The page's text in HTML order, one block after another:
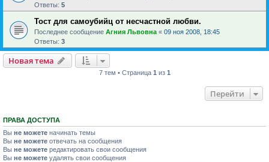
Ответы: 5
Тост для самоубийц от несчастной любви.
Последнее сообщение Агния Львовна « 09 ноя 2008, 18:45
Ответы: 3
Новая тема
7 тем • Страница 1 из 1
Перейти
ПРАВА ДОСТУПА
Вы не можете начинать темы
Вы не можете отвечать на сообщения
Вы не можете редактировать свои сообщения
Вы не можете удалять свои сообщения